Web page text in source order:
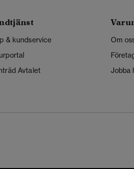
& kundservice
Avtalet
Om
Jobba